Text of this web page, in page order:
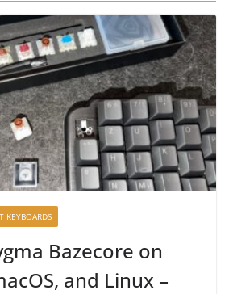
KEYBOARDS
Bazecore on
and Linux –